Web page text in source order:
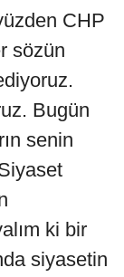
CHP
sözün
Bugün
senin
ki bir
siyasetin